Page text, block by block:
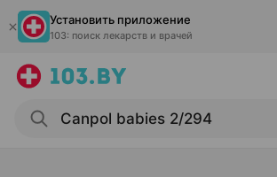
Установить приложение
103: поиск лекарств и врачей